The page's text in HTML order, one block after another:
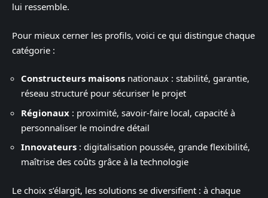
lui ressemble.
Pour mieux cerner les profils, voici ce qui distingue chaque
catégorie :
Constructeurs maisons nationaux : stabilité, garantie,
réseau structuré pour sécuriser le projet
Régionaux : proximité, savoir-faire local, capacité à
personnaliser le moindre détail
Innovateurs : digitalisation poussée, grande flexibilité,
maîtrise des coûts grâce à la technologie
Le choix s’élargit, les solutions se diversifient : à chaque